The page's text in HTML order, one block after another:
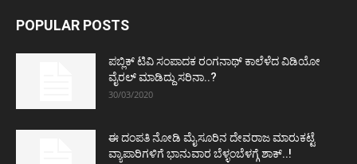
POPULAR POSTS
ಪಬ್ಲಿಕ್ ಟಿವಿ ಸಂಪಾದಕ ರಂಗನಾಥ್ ಕಾಲೆಳೆದ ವಿಡಿಯೋ
ವೈರಲ್ ಮಾಡಿದ್ದು ಸರಿನಾ..?
30/03/2020
ಈ ದಂಪತಿ ನೋಡಿ ಮೈಸೂರಿನ ದೇವರಾಜ ಮಾರುಕಟ್ಟೆ
ವ್ಯಾಪಾರಿಗಳಿಗೆ ಭಾನುವಾರ ಬೆಳ್ಳಂಬೆಳಗ್ಗೆ ಶಾಕ್..!